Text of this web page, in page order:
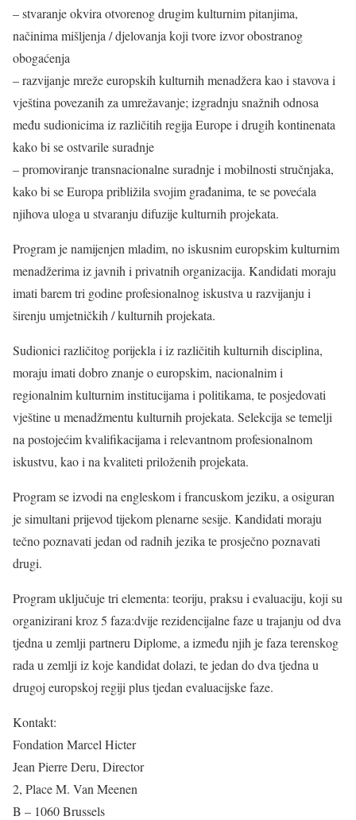
– stvaranje okvira otvorenog drugim kulturnim pitanjima,
načinima mišljenja / djelovanja koji tvore izvor obostranog
obogaćenja
– razvijanje mreže europskih kulturnih menadžera kao i stavova i
vještina povezanih za umrežavanje; izgradnju snažnih odnosa
među sudionicima iz različitih regija Europe i drugih kontinenata
kako bi se ostvarile suradnje
– promoviranje transnacionalne suradnje i mobilnosti stručnjaka,
kako bi se Europa približila svojim građanima, te se povećala
njihova uloga u stvaranju difuzije kulturnih projekata.
Program je namijenjen mladim, no iskusnim europskim kulturnim
menadžerima iz javnih i privatnih organizacija. Kandidati moraju
imati barem tri godine profesionalnog iskustva u razvijanju i
širenju umjetničkih / kulturnih projekata.
Sudionici različitog porijekla i iz različitih kulturnih disciplina,
moraju imati dobro znanje o europskim, nacionalnim i
regionalnim kulturnim institucijama i politikama, te posjedovati
vještine u menadžmentu kulturnih projekata. Selekcija se temelji
na postojećim kvalifikacijama i relevantnom profesionalnom
iskustvu, kao i na kvaliteti priloženih projekata.
Program se izvodi na engleskom i francuskom jeziku, a osiguran
je simultani prijevod tijekom plenarne sesije. Kandidati moraju
tečno poznavati jedan od radnih jezika te prosječno poznavati
drugi.
Program uključuje tri elementa: teoriju, praksu i evaluaciju, koji su
organizirani kroz 5 faza:dvije rezidencijalne faze u trajanju od dva
tjedna u zemlji partneru Diplome, a između njih je faza terenskog
rada u zemlji iz koje kandidat dolazi, te jedan do dva tjedna u
drugoj europskoj regiji plus tjedan evaluacijske faze.
Kontakt:
Fondation Marcel Hicter
Jean Pierre Deru, Director
2, Place M. Van Meenen
B – 1060 Brussels